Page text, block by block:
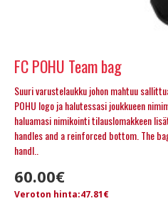
FC POHU Team bag
Suuri varustelaukku johon mahtuu
POHU logo ja halutessasi joukkueen
haluamasi nimikointi tilauslomakkeen
handles and a reinforced bottom. The
handl..
60.00€
Veroton hinta:47.81€